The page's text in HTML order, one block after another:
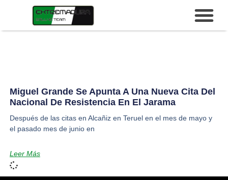
Miguel Grande Se Apunta A Una Nueva Cita Del
Nacional De Resistencia En El Jarama
Después de las citas en Alcañiz en Teruel en el mes de mayo y
el pasado mes de junio en
Leer Más